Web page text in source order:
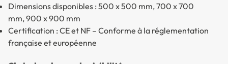
Dimensions disponibles : 500 x 500 mm, 700 x 700
mm, 900 x 900 mm
Certification : CE et NF – Conforme à la réglementation
française et européenne